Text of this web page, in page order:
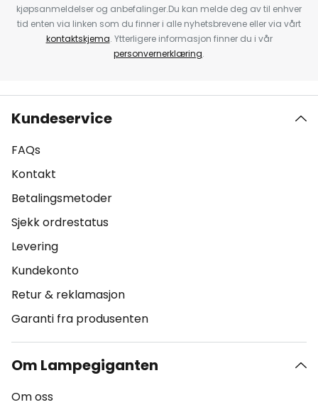
kjøpsanmeldelser og anbefalinger.Du kan melde deg av til enhver
tid enten via linken som du finner i alle nyhetsbrevene eller via vårt
kontaktskjema. Ytterligere informasjon finner du i vår
personvernerklæring.
Kundeservice
FAQs
Kontakt
Betalingsmetoder
Sjekk ordrestatus
Levering
Kundekonto
Retur & reklamasjon
Garanti fra produsenten
Om Lampegiganten
Om oss